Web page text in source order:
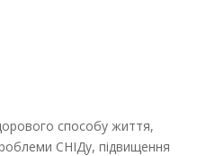
способу життя,
СНІДу, підвищення